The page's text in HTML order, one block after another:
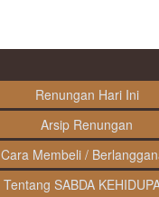
Renungan Hari Ini
Arsip Renungan
Cara Membeli /
Tentang SABDA